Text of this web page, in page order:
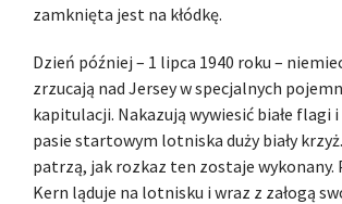
zamknięta jest na kłódkę.
Dzień później – 1 lipca 1940 roku –
zrzucają nad Jersey w specjalnych
kapitulacji. Nakazują wywiesić białe flagi i
pasie startowym lotniska duży biały
patrzą, jak rozkaz ten zostaje wykonany.
Kern ląduje na lotnisku i wraz z załogą